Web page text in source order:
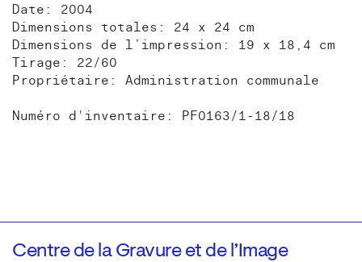
Date: 2004
Dimensions totales: 24 x 24 cm
Dimensions de l’impression: 19 x 18,4 cm
Tirage: 22/60
Propriétaire: Administration communale
Numéro d'inventaire: PF0163/1-18/18
Centre de la Gravure et de l’Image